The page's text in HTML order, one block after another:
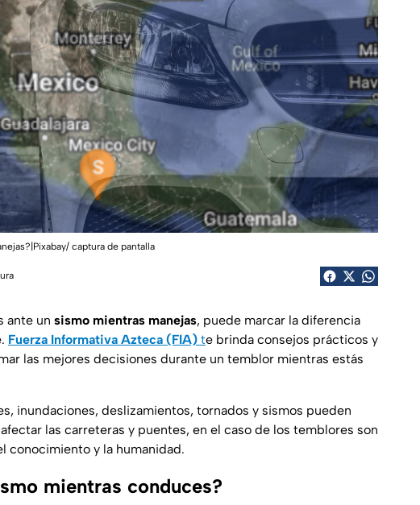
captura de pantalla
ante un sismo mientras manejas, puede marcar la diferencia
Fuerza Informativa Azteca (FIA) te brinda consejos prácticos y
las mejores decisiones durante un temblor mientras estás
inundaciones, deslizamientos, tornados y sismos pueden
las carreteras y puentes, en el caso de los temblores son
conocimiento y la humanidad.
mientras conduces?